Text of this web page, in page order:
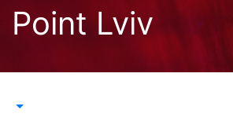
Перейти
Point Lviv